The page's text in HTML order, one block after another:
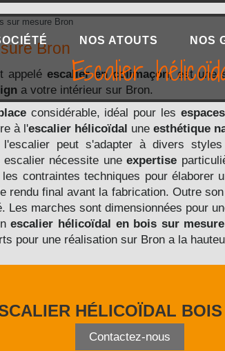
Escalier
NOS ATOUTS NOS
sur mesure Bron
Bron
appelé escalier en colimaçon, est une
a votre intérieur sur Bron.
considérable, idéal pour les
à l'escalier hélicoïdal uneesthétique
peut s'adapter à divers
nécessite uneexpertise
contraintes techniques pour élaborer
rendu final avant la fabrication. Outre
marches sont dimensionnées pour
escalier hélicoïdal en bois sur mesure
pour une réalisation sur Bron a la
HÉLICOÏDAL
Contactez-nous